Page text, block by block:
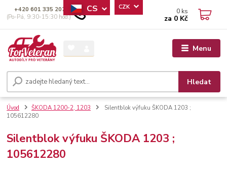
Menu
CS CZK
Hledat
+420 601 335 207
(Po-Pá, 9:30-15:30 hod.)
0 ks
za 0 Kč
Úvod ŠKODA 1200-2, 1203
Silentblok výfuku ŠKODA 1203 ;
105612280
Silentblok výfuku ŠKODA 1203 ;
105612280